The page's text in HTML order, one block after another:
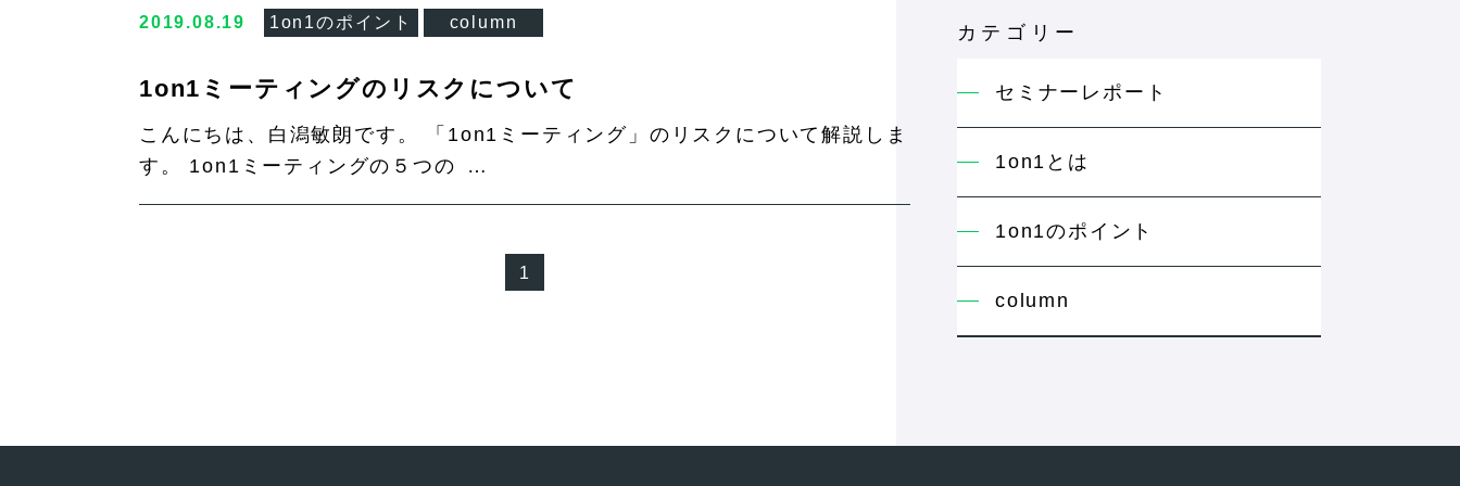
カテゴリー
セミナーレポート
1on1とは
1on1のポイント
column
2019.08.19 1on1のポイント column
1on1ミーティングのリスクについて
こんにちは、白潟敏朗です。 「1on1ミーティング」のリスクについて解説しま
す。 1on1ミーティングの５つの …
1